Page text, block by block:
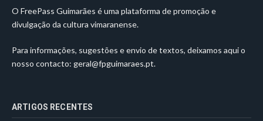
O FreePass Guimarães é uma plataforma de promoção e
divulgação da cultura vimaranense.
Para informações, sugestões e envio de textos, deixamos aqui o
nosso contacto: geral@fpguimaraes.pt.
ARTIGOS RECENTES